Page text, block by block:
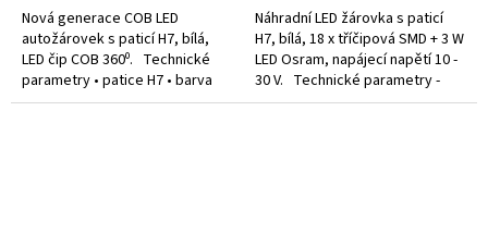
Nová generace COB LED
autožárovek s paticí H7, bílá,
LED čip COB 360⁰. Technické
parametry • patice H7 • barva
bílá • 2 super svítivý LED čip COB
Náhradní LED žárovka s paticí
H7, bílá, 18 x tříčipová SMD + 3 W
LED Osram, napájecí napětí 10 -
30 V. Technické parametry -
patice H7 - barva bílá - velmi